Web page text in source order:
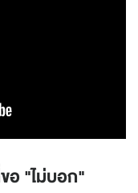
อ "ไม่บอก"